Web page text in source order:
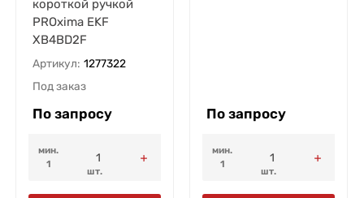
короткой ручкой
PROxima EKF
XB4BD2F
Артикул: 1277322
Под заказ
По запросу
мин.
1
шт.
По запросу
мин.
1
шт.